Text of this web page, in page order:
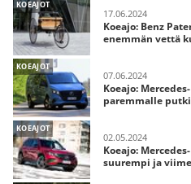
KOEAJOT
17.06.2024
Koeajo: Benz
enemmän vettä
KOEAJOT
07.06.2024
Koeajo:
paremmalle
KOEAJOT
02.05.2024
Koeajo:
suurempi ja